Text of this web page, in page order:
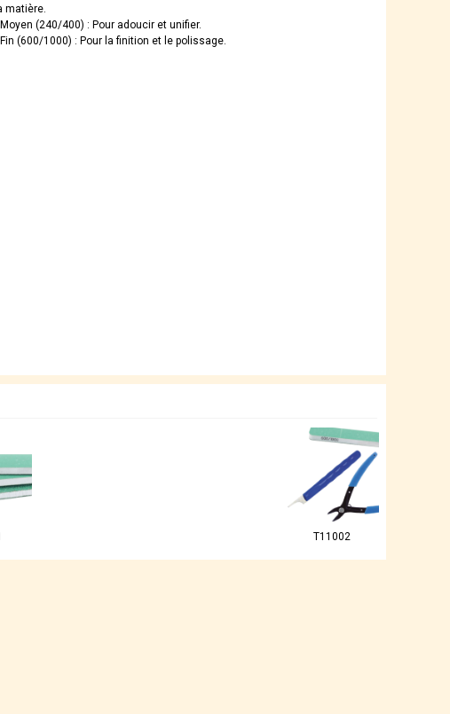
matière.
Moyen (240/400) : Pour adoucir et unifier.
Fin (600/1000) : Pour la finition et le polissage.
T11002